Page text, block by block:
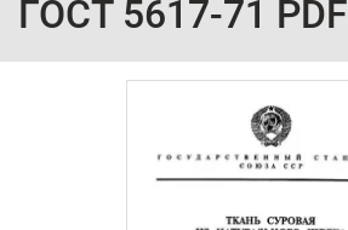
ГОСТ 5617-71 PDF